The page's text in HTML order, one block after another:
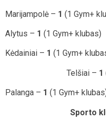
Marijampolė – 1 (1 Gym+
Alytus – 1 (1 Gym+ klubas)
Kėdainiai – 1 (1 Gym+
Telšiai – 1
Palanga – 1 (1 Gym+
Sporto